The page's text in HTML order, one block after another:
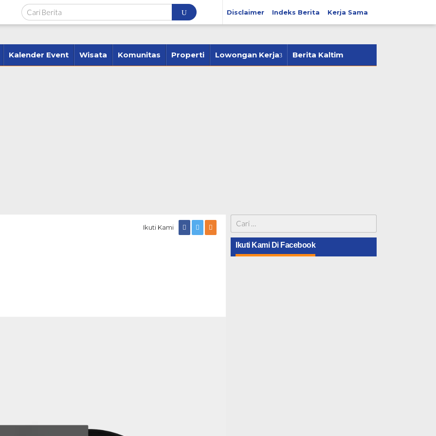
Disclaimer Indeks Berita Kerja Sama
Kalender Event Wisata Komunitas Properti Lowongan Kerja Berita Kaltim
Ikuti Kami
Cari
untuk:
Ikuti Kami Di Facebook